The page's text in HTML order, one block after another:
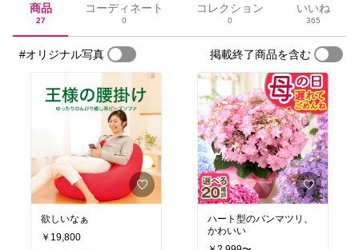
商品
27
コーディネート
0
コレクション
0
いいね
365
#オリジナル写真 掲載終了商品を含む
欲しいなぁ
￥19,800
ハート型のバンマツリ、
かわいい